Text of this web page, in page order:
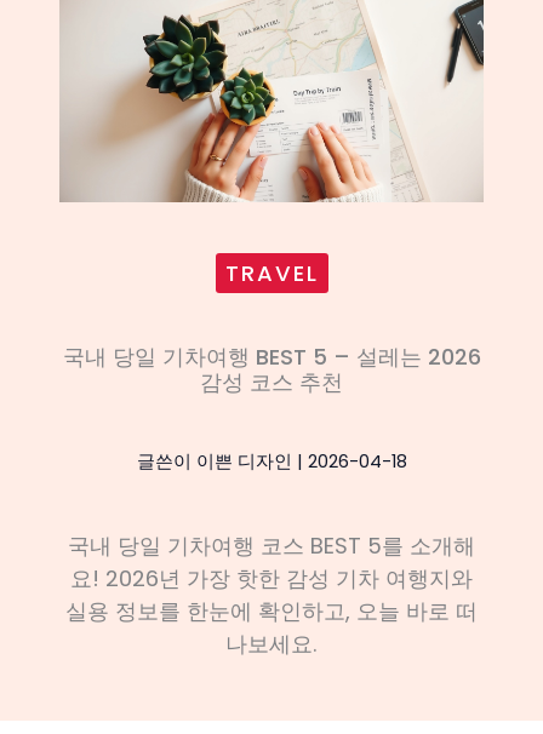
TRAVEL
국내 당일 기차여행 BEST 5 – 설레는 2026
감성 코스 추천
글쓴이 이쁜 디자인 | 2026-04-18
국내 당일 기차여행 코스 BEST 5를 소개해
요! 2026년 가장 핫한 감성 기차 여행지와
실용 정보를 한눈에 확인하고, 오늘 바로 떠
나보세요.